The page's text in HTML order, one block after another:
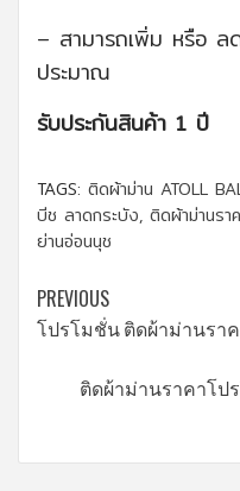
– สามารถเพิ่ม หรือ ล
ประมาณ
รับประกันสินค้า 1 ปี
TAGS: ติดผ้าม่าน ATOLL
บีช ลาดกระบัง, ติดผ้าม่านรา
ย่านอ่อนนุช
Continue
Reading
PREVIOUS
โปรโมชั่น ติดผ้าม่านรา
ติดผ้าม่านราคาโป